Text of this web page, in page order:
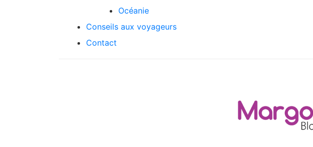
Océanie
Conseils aux voyageurs
Contact